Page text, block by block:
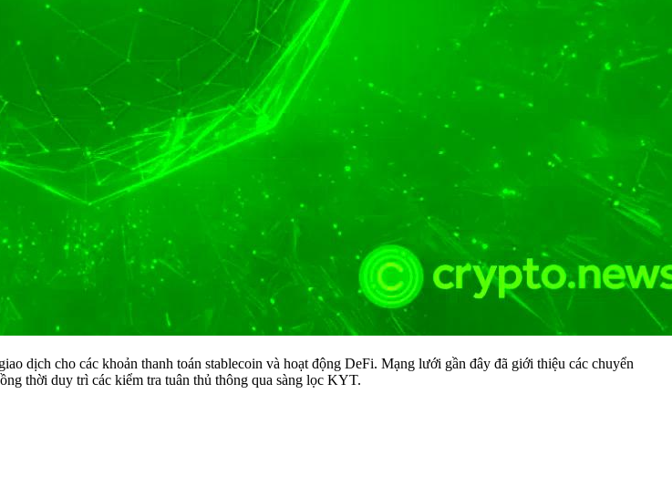
dịch cho các khoản thanh toán stablecoin và hoạt động DeFi. Mạng lưới gần đây đã giới thiệu các chuyển
thời duy trì các kiểm tra tuân thủ thông qua sàng lọc KYT.